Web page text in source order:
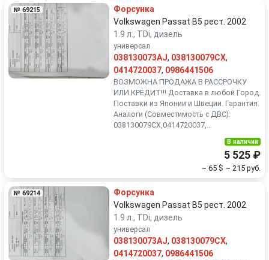
№ 69215
Форсунка
Volkswagen Passat B5 рест. 2002
1.9 л., TDi, дизель
универсал
038130073AJ, 038130079CX,
0414720037, 0986441506
ВОЗМОЖНА ПРОДАЖА В РАССРОЧКУ
ИЛИ КРЕДИТ!!! Доставка в любой Город.
Поставки из Японии и Швеции. Гарантия.
Аналоги (Совместимость с ДВС):
038130079CX,0414720037,...
В наличии
5 525 ₽
~ 65 $ ~ 215 руб.
№ 69214
Форсунка
Volkswagen Passat B5 рест. 2002
1.9 л., TDi, дизель
универсал
038130073AJ, 038130079CX,
0414720037, 0986441506